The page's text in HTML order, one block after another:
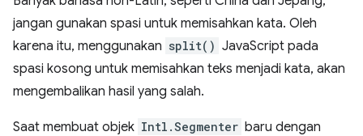
jangan gunakan spasi untuk memisahkan kata. Oleh
karena itu, menggunakan split() JavaScript pada
spasi kosong untuk memisahkan teks menjadi kata, akan
mengembalikan hasil yang salah.
Saat membuat objek Intl.Segmenter baru dengan